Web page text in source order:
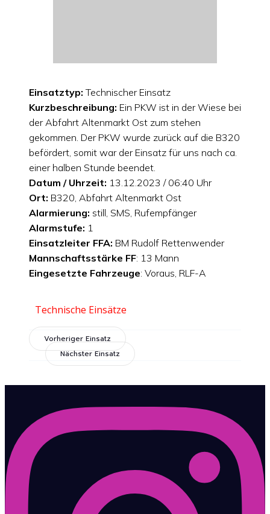
Einsatztyp: Technischer Einsatz
Kurzbeschreibung: Ein PKW ist in der Wiese bei
der Abfahrt Altenmarkt Ost zum stehen
gekommen. Der PKW wurde zurück auf die B320
befördert, somit war der Einsatz für uns nach ca.
einer halben Stunde beendet.
Datum / Uhrzeit: 13.12.2023 / 06:40 Uhr
Ort: B320, Abfahrt Altenmarkt Ost
Alarmierung: still, SMS, Rufempfänger
Alarmstufe: 1
Einsatzleiter FFA: BM Rudolf Rettenwender
Mannschaftsstärke FF: 13 Mann
Eingesetzte Fahrzeuge: Voraus, RLF-A
Technische Einsätze
Vorheriger Einsatz
Nächster Einsatz